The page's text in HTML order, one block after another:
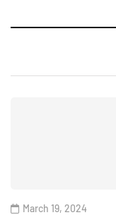
March 19, 2024